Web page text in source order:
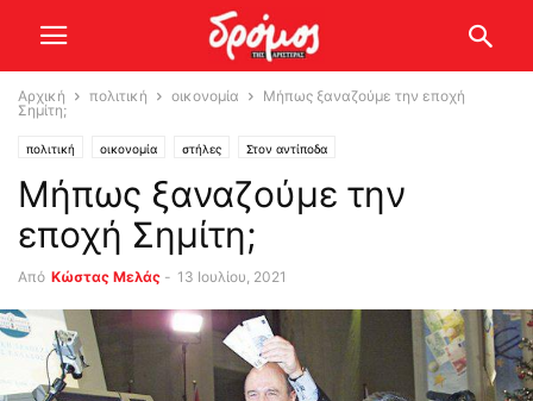
Αρχική πολιτική οικονομία
Μήπως ξαναζούμε την εποχή
Σημίτη;
πολιτική οικονομία στήλες Στον αντίποδα
Μήπως ξαναζούμε την
εποχή Σημίτη;
Από Κώστας Μελάς - 13 Ιουλίου, 2021